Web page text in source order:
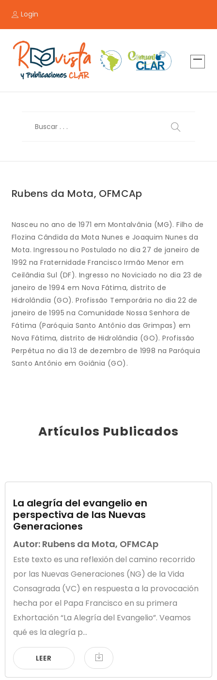
Login
Rubens da Mota, OFMCAp
Nasceu no ano de 1971 em Montalvânia (MG). Filho de
Flozina Cândida da Mota Nunes e Joaquim Nunes da
Mota. Ingressou no Postulado no dia 27 de janeiro de
1992 na Fraternidade Francisco Irmão Menor em
Ceilândia Sul (DF). Ingresso no Noviciado no dia 23 de
janeiro de 1994 em Nova Fátima, distrito de
Hidrolândia (GO). Profissão Temporária no dia 22 de
janeiro de 1995 na Comunidade Nossa Senhora de
Fátima (Paróquia Santo Antônio das Grimpas) em
Nova Fátima, distrito de Hidrolândia (GO). Profissão
Perpétua no dia 13 de dezembro de 1998 na Paróquia
Santo Antônio em Goiânia (GO).
Artículos Publicados
La alegría del evangelio en
perspectiva de las Nuevas
Generaciones
Autor: Rubens da Mota, OFMCAp
Este texto es una reflexión del camino recorrido
por las Nuevas Generaciones (NG) de la Vida
Consagrada (VC) en respuesta a la provocación
hecha por el Papa Francisco en su primera
Exhortación “La Alegría del Evangelio”. Veamos
qué es la alegría p...
LEER